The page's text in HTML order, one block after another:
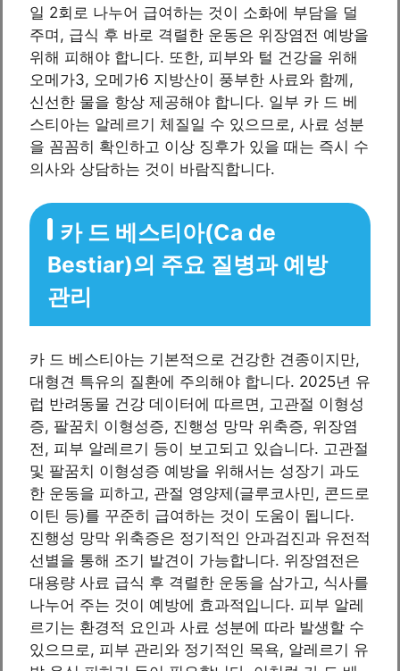
일 2회로 나누어 급여하는 것이 소화에 부담을 덜
주며, 급식 후 바로 격렬한 운동은 위장염전 예방을
위해 피해야 합니다. 또한, 피부와 털 건강을 위해
오메가3, 오메가6 지방산이 풍부한 사료와 함께,
신선한 물을 항상 제공해야 합니다. 일부 카 드 베
스티아는 알레르기 체질일 수 있으므로, 사료 성분
을 꼼꼼히 확인하고 이상 징후가 있을 때는 즉시 수
의사와 상담하는 것이 바람직합니다.
카 드 베스티아(Ca de
Bestiar)의 주요 질병과 예방
관리
카 드 베스티아는 기본적으로 건강한 견종이지만,
대형견 특유의 질환에 주의해야 합니다. 2025년 유
럽 반려동물 건강 데이터에 따르면, 고관절 이형성
증, 팔꿈치 이형성증, 진행성 망막 위축증, 위장염
전, 피부 알레르기 등이 보고되고 있습니다. 고관절
및 팔꿈치 이형성증 예방을 위해서는 성장기 과도
한 운동을 피하고, 관절 영양제(글루코사민, 콘드로
이틴 등)를 꾸준히 급여하는 것이 도움이 됩니다.
진행성 망막 위축증은 정기적인 안과검진과 유전적
선별을 통해 조기 발견이 가능합니다. 위장염전은
대용량 사료 급식 후 격렬한 운동을 삼가고, 식사를
나누어 주는 것이 예방에 효과적입니다. 피부 알레
르기는 환경적 요인과 사료 성분에 따라 발생할 수
있으므로, 피부 관리와 정기적인 목욕, 알레르기 유